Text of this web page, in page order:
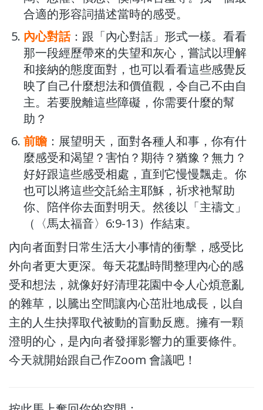
合適的形容詞描述當時的感受。
內心對話：跟「內心對話」形式一樣。看看
那一段經歷帶來的失望和灰心，嘗試以理解
和接納的態度面對，也可以看看這些感覺反
映了自己什麼想法和價值觀，令自己不由自
主。若要脫離這些障礙，你需要什麼的幫
助？
前瞻 ：展望明天，面對各種人和事，你有什
麼感受和渴望？害怕？期待？猶豫？無力？
好好跟這些感受相處，直到它慢慢飄走。你
也可以將這些交託給主耶穌，祈求衪幫助
你、陪伴你去面對明天。然後以「主禱文」
（〈馬太福音〉6:9-13）作結束。
內向者面對日常生活大小事情的衝擊，感受比
外向者更大更深。每天花點時間整理內心的感
受和想法，就像好好清理花園中令人心煩意亂
的雜草，以騰出空間讓內心茁壯地成長，以自
主的人生抉擇取代被動的盲動反應。擁有一顆
澄明的心，是內向者發揮影響力的重要條件。
今天就開始跟自己作Zoom 會議吧！